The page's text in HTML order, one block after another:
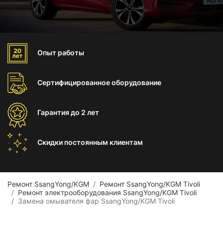
Опыт работы
Сертифицированноеоборудование
Гарантиядо 2 лет
Скидки постоянным клиентам
Ремонт SsangYong/KGM
Ремонт SsangYong/KGM Tivoli
Ремонт электрооборудования SsangYong/KGM Tivoli
Замена омывателя фар SsangYong/KGM Tivoli